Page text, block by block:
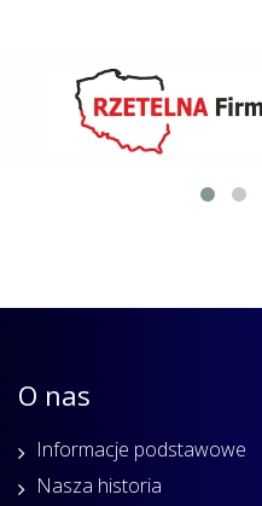
O nas
Informacje podstawowe
Nasza historia